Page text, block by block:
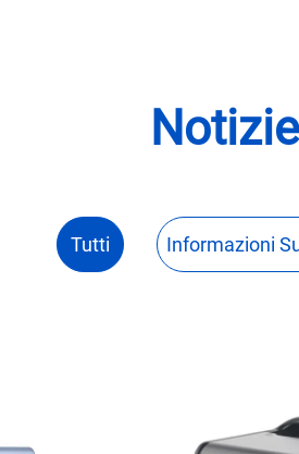
Tutti Informazioni